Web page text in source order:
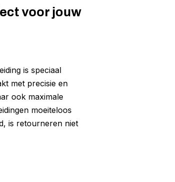
voor jouw
is speciaal
met precisie en
ook maximale
moeiteloos
is retourneren niet